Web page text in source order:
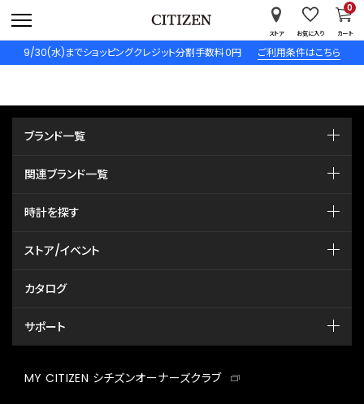
9/30(水)までショッピングクレジット分割手数料０円 ご利用条件はこちら
ストア お気に入り カート
0
ブランド一覧
関連ブランド一覧
時計を探す
ストア/イベント
カタログ
サポート
MY CITIZEN シチズンオーナーズクラブ